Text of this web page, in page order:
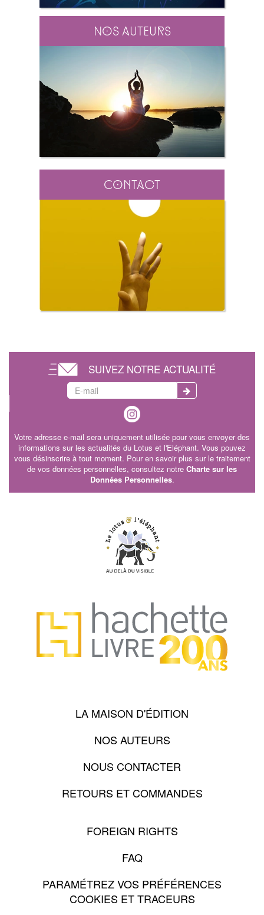
Nos auteurs
Contact
SUIVEZ NOTRE ACTUALITÉ
Votre adresse e-mail sera uniquement utilisée pour vous envoyer des
informations sur les actualités du Lotus et l'Eléphant. Vous pouvez
vous désinscrire à tout moment. Pour en savoir plus sur le traitement
de vos données personnelles, consultez notre Charte sur les
Données Personnelles.
LA MAISON D'ÉDITION
NOS AUTEURS
NOUS CONTACTER
RETOURS ET COMMANDES
FOREIGN RIGHTS
FAQ
PARAMÉTREZ VOS PRÉFÉRENCES
COOKIES ET TRACEURS